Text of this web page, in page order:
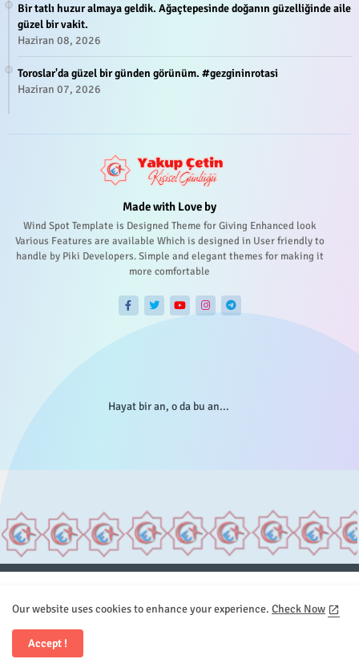
Bir tatlı huzur almaya geldik. Ağaçtepesinde doğanın güzelliğinde aile
güzel bir vakit.
Haziran 08, 2026
Toroslar'da güzel bir günden görünüm. #gezgininrotasi
Haziran 07, 2026
Made with Love by
Wind Spot Template is Designed Theme for Giving Enhanced look
Various Features are available Which is designed in User friendly to
handle by Piki Developers. Simple and elegant themes for making it
more comfortable
Hayat bir an, o da bu an...
Sitemap
İletişim
Our website uses cookies to enhance your experience. Check Now
Accept !